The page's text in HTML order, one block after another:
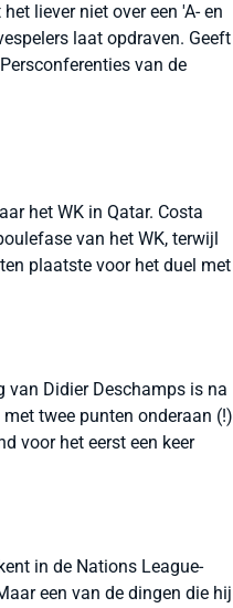
liever niet over een 'A- en
laat opdraven. Geeft
van de
het WK in Qatar. Costa
van het WK, terwijl
plaatste voor het duel met
van Didier Deschamps is na
twee punten onderaan (!)
voor het eerst een keer
in de Nations League-
een van de dingen die hij